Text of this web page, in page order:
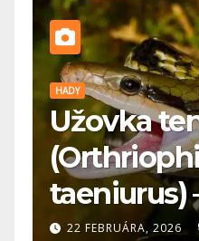
PES
🐕
koho je
20 FEBRUÁRA, 2026